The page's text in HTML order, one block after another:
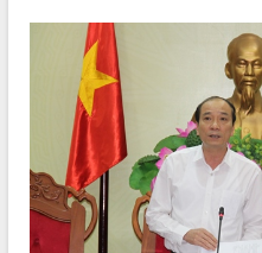
VIDEO
Loading the player...